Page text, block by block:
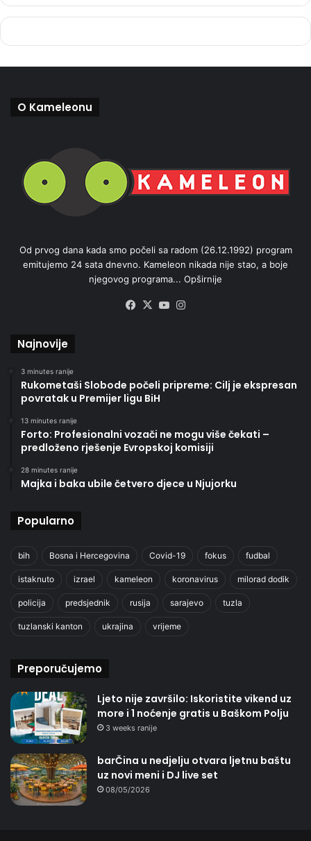
O Kameleonu
Od prvog dana kada smo počeli sa radom (26.12.1992) program
emitujemo 24 sata dnevno. Kameleon nikada nije stao, a boje
njegovog programa... Opširnije
Facebook
X YouTube
Najnovije
3 minutes ranije
Rukometaši Slobode počeli pripreme: Cilj je ekspresan
povratak u Premijer ligu BiH
13 minutes ranije
Forto: Profesionalni vozači ne mogu više čekati –
predloženo rješenje Evropskoj komisiji
28 minutes ranije
Majka i baka ubile četvero djece u Njujorku
Popularno
bih Bosna i Hercegovina Covid-19 fokus fudbal
istaknuto izrael kameleon koronavirus milorad dodik
policija predsjednik rusija sarajevo tuzla
tuzlanski kanton ukrajina vrijeme
Preporučujemo
Ljeto nije završilo: Iskoristite vikend uz
more i 1 noćenje gratis u Baškom Polju
3 weeks ranije
barČina u nedjelju otvara ljetnu baštu
uz novi meni i DJ live set
08/05/2026